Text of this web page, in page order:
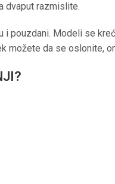
dvaput razmislite.
i pouzdani. Modeli se
možete da se oslonite,